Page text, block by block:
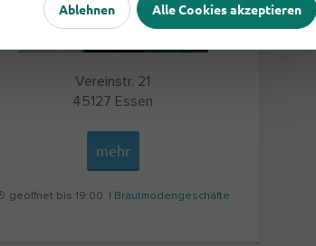
Vereinstr. 21
45127 Essen
mehr
geöffnet bis 19:00 | Brautmodengeschäfte
Ablehnen Alle Cookies akzeptieren